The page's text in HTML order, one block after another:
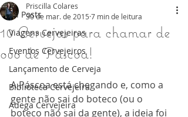
All Posts
Viagens Cervejeiras
Eventos Cervejeiros
Lançamento de Cerveja
Biblioteca Cervejeira
Adega Cervejeira
10 Cervejas para chamar de
ovo de Páscoa!
Priscilla Colares
30 de mar. de 2015 7 min de leitura
A Páscoa está chegando e, como a
gente não sai do boteco (ou o
boteco não sai da gente), a ideia foi